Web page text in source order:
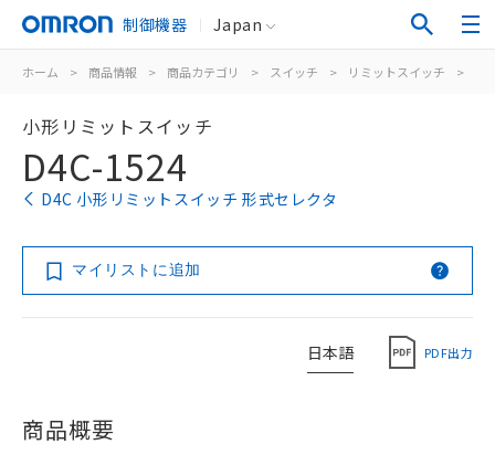
制御機器 Japan
ホーム > 商品情報 > 商品カテゴリ > スイッチ > リミットスイッチ >
小形リミットスイッチ
D4C-1524
D4C 小形リミットスイッチ 形式セレクタ
マイリストに追加
日本語 PDF出力
商品概要